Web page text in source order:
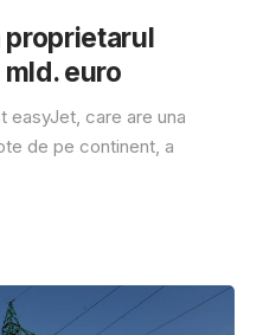
euro
easyJet, care are una
de pe continent, a